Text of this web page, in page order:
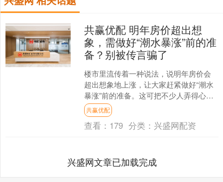
共赢优配 明年房价超出想
象，需做好“潮水暴涨”前的准
备？别被传言骗了
楼市里流传着一种说法，说明年房价会
超出想象地上涨，让大家赶紧做好“潮水
暴涨”前的准备。这可把不少人弄得心里
七上八下的，很多人都在琢磨着是不是
得赶紧买房。但咱可不....
共赢优配
查看： 179 分类： 兴盛网配资
兴盛网文章已加载完成